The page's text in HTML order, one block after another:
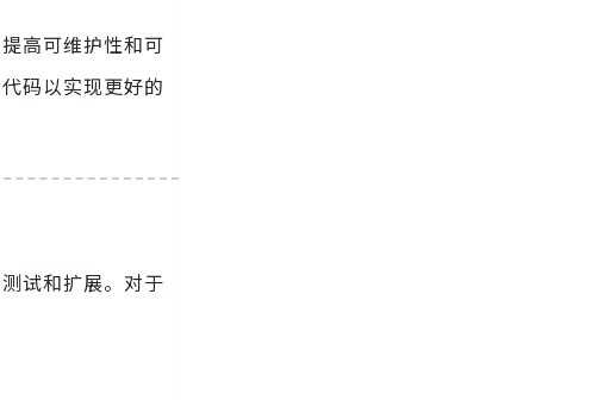
高可维护性和可
码以实现更好的
试和扩展。对于